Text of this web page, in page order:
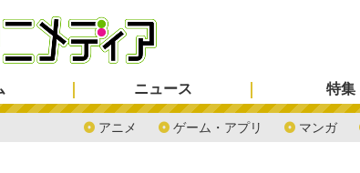
ニュース
アニメ ゲーム・アプリ マンガ
特集